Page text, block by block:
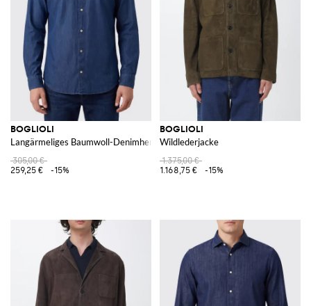
BOGLIOLI
Langärmeliges Baumwoll-Denimhemd von mit Stehkragen
305,00 €
259,25 €
-15%
BOGLIOLI
Wildlederjacke
1.375,00 €
1.168,75 €
-15%